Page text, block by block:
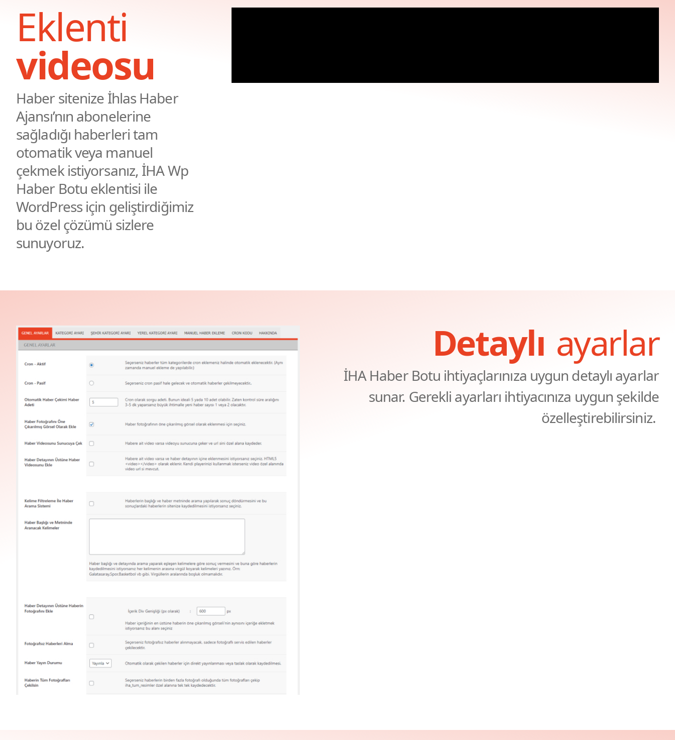
Eklenti
videosu
Haber sitenize İhlas Haber
Ajansı’nın abonelerine
sağladığı haberleri tam
otomatik veya manuel
çekmek istiyorsanız, İHA Wp
Haber Botu eklentisi ile
WordPress için geliştirdiğimiz
bu özel çözümü sizlere
sunuyoruz.
Detaylı ayarlar
İHA Haber Botu ihtiyaçlarınıza uygun detaylı ayarlar
sunar. Gerekli ayarları ihtiyacınıza uygun şekilde
özelleştirebilirsiniz.